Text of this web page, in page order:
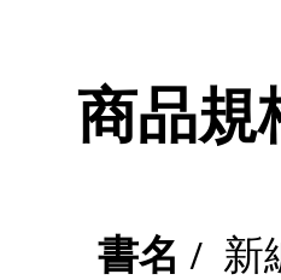
商品規
書名 / 新